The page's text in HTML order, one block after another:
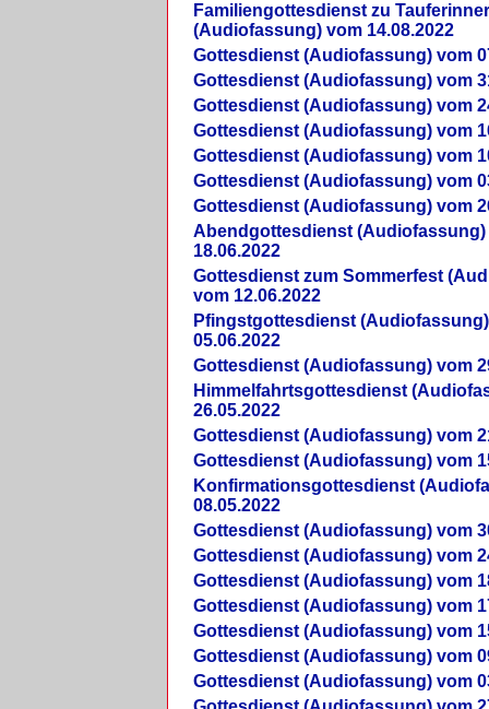
Familiengottesdienst zu
(Audiofassung) vom 14.08.2022
Gottesdienst (Audiofassung) vom
Gottesdienst (Audiofassung) vom
Gottesdienst (Audiofassung) vom
Gottesdienst (Audiofassung) vom
Gottesdienst (Audiofassung) vom
Gottesdienst (Audiofassung) vom
Gottesdienst (Audiofassung) vom
Abendgottesdienst (Audiofassung)
18.06.2022
Gottesdienst zum Sommerfest
vom 12.06.2022
Pfingstgottesdienst
05.06.2022
Gottesdienst (Audiofassung) vom
Himmelfahrtsgottesdienst
26.05.2022
Gottesdienst (Audiofassung) vom
Gottesdienst (Audiofassung) vom
Konfirmationsgottesdienst
08.05.2022
Gottesdienst (Audiofassung) vom
Gottesdienst (Audiofassung) vom
Gottesdienst (Audiofassung) vom
Gottesdienst (Audiofassung) vom
Gottesdienst (Audiofassung) vom
Gottesdienst (Audiofassung) vom
Gottesdienst (Audiofassung) vom